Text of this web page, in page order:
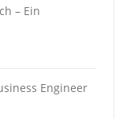
– Ein
Engineer